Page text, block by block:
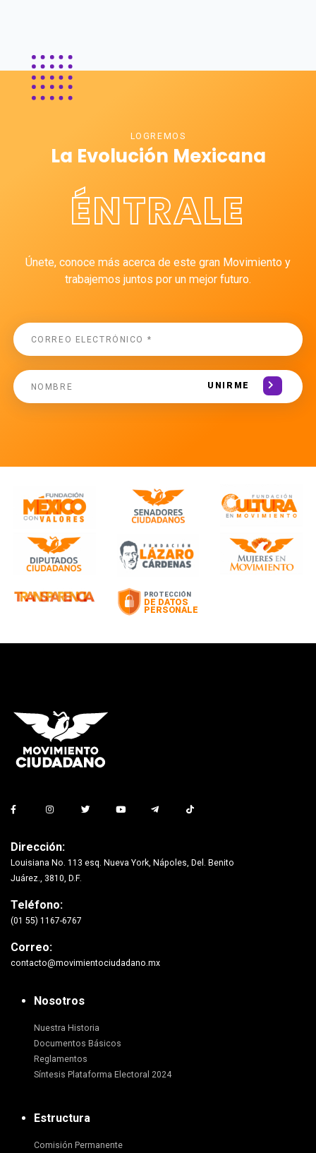
LOGREMOS
La Evolución Mexicana
ÉNTRALE
Únete, conoce más acerca de este gran Movimiento y
trabajemos juntos por un mejor futuro.
UNIRME
Dirección:
Louisiana No. 113 esq. Nueva York, Nápoles, Del. Benito
Juárez., 3810, D.F.
Teléfono:
(01 55) 1167-6767
Correo:
contacto@movimientociudadano.mx
Nosotros
Nuestra Historia
Documentos Básicos
Reglamentos
Síntesis Plataforma Electoral 2024
Estructura
Comisión Permanente